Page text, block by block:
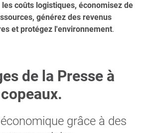
coûts logistiques, économisez de
générez des revenus
et protégez l'environnement.
de la Presse à
copeaux.
grâce à des